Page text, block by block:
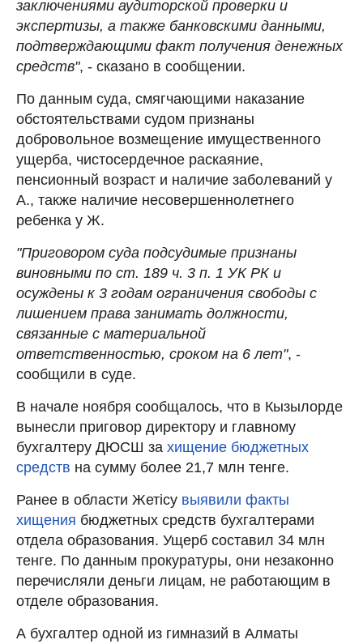
заключениями аудиторской проверки и
экспертизы, а также банковскими данными,
подтверждающими факт получения денежных
средств", - сказано в сообщении.
По данным суда, смягчающими наказание
обстоятельствами судом признаны
добровольное возмещение имущественного
ущерба, чистосердечное раскаяние,
пенсионный возраст и наличие заболеваний у
А., также наличие несовершеннолетнего
ребенка у Ж.
"Приговором суда подсудимые признаны
виновными по ст. 189 ч. 3 п. 1 УК РК и
осуждены к 3 годам ограничения свободы с
лишением права занимать должности,
связанные с материальной
ответственностью, сроком на 6 лет", -
сообщили в суде.
В начале ноября сообщалось, что в Кызылорде
вынесли приговор директору и главному
бухгалтеру ДЮСШ за хищение бюджетных
средств на сумму более 21,7 млн тенге.
Ранее в области Жетісу выявили факты
хищения бюджетных средств бухгалтерами
отдела образования. Ущерб составил 34 млн
тенге. По данным прокуратуры, они незаконно
перечисляли деньги лицам, не работающим в
отделе образования.
А бухгалтер одной из гимназий в Алматы